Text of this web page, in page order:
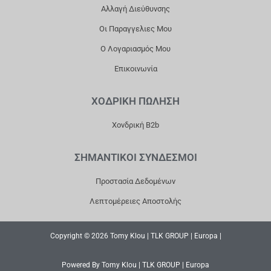
Αλλαγή Διεύθυνσης
Οι Παραγγελιες Μου
Ο Λογαριασμός Μου
Επικοινωνία
ΧΟΔΡΙΚΗ ΠΩΛΗΣΗ
Χονδρική B2b
ΣΗΜΑΝΤΙΚΟΙ ΣΥΝΔΕΣΜΟΙ
Προστασία Δεδομένων
Λεπτομέρειες Αποστολής
Copyright © 2026 Tomy Klou | TLK GROUP | Europa |
Powered By Tomy Klou | TLK GROUP | Europa